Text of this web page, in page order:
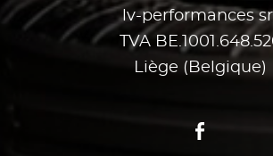
lv-performances
TVA
Liège (Belgique)